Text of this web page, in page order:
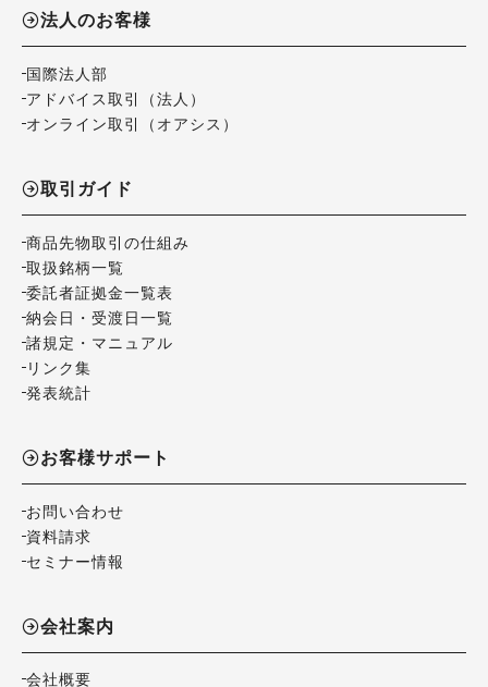
法人のお客様
国際法人部
アドバイス取引（法人）
オンライン取引（オアシス）
取引ガイド
商品先物取引の仕組み
取扱銘柄一覧
委託者証拠金一覧表
納会日・受渡日一覧
諸規定・マニュアル
リンク集
発表統計
お客様サポート
お問い合わせ
資料請求
セミナー情報
会社案内
会社概要